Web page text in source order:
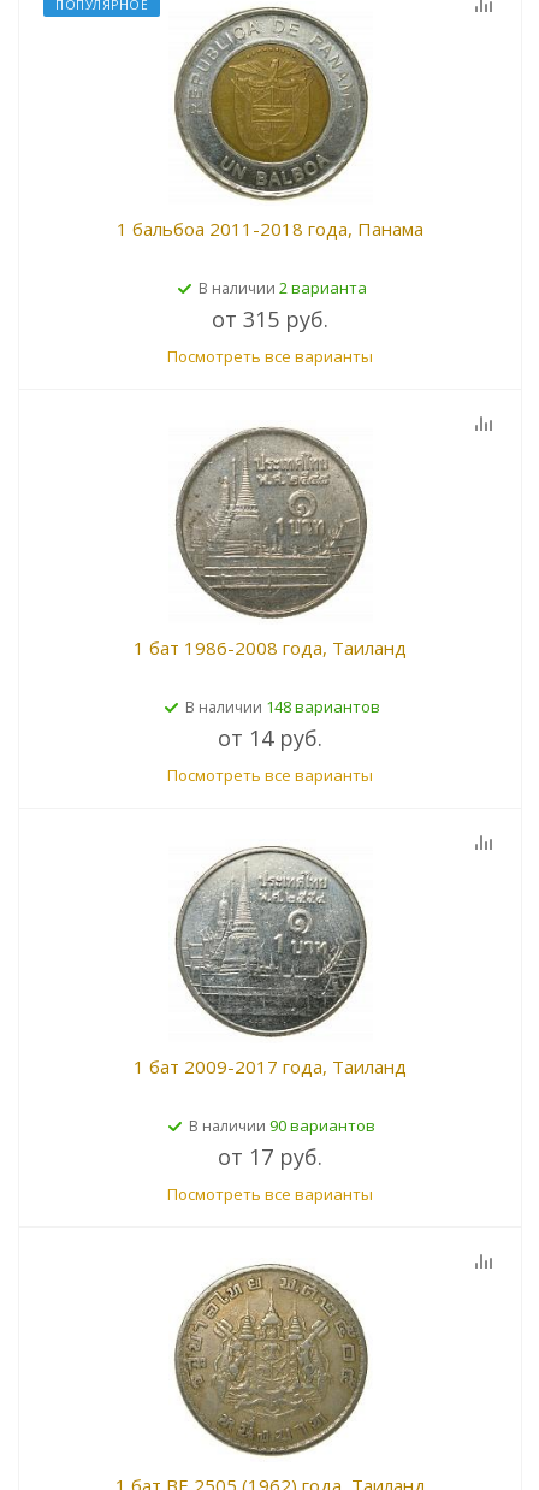
ПОПУЛЯРНОЕ
1 бальбоа 2011-2018 года, Панама
В наличии 2 варианта
от 315 руб.
Посмотреть все варианты
1 бат 1986-2008 года, Таиланд
В наличии 148 вариантов
от 14 руб.
Посмотреть все варианты
1 бат 2009-2017 года, Таиланд
В наличии 90 вариантов
от 17 руб.
Посмотреть все варианты
1 бат BE 2505 (1962) года, Таиланд